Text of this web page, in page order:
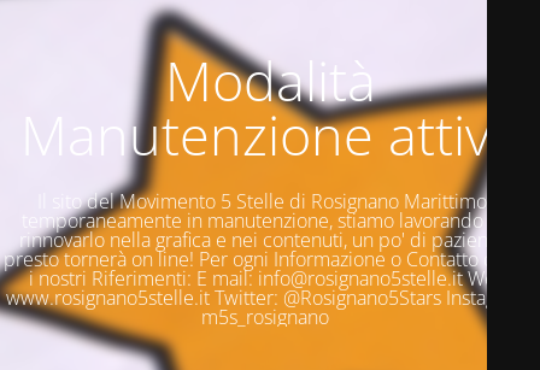
Modalità
Manutenzione attiva
Il sito del Movimento 5 Stelle di Rosignano Marittimo è
temporaneamente in manutenzione, stiamo lavorando per
rinnovarlo nella grafica e nei contenuti, un po' di pazienza e
presto tornerà on line! Per ogni Informazione o Contatto questi
i nostri Riferimenti: E mail: info@rosignano5stelle.it Web:
www.rosignano5stelle.it Twitter: @Rosignano5Stars Instagram:
m5s_rosignano